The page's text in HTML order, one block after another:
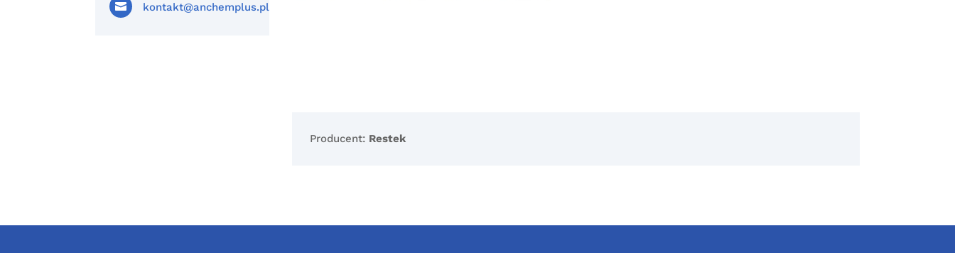
 kontakt@anchemplus.pl
Producent: Restek